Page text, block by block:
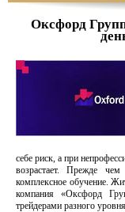
Оксфорд
себе риск, а при
возрастает. Прежде чем
комплексное обучение.
компания «Оксфорд
трейдерами разного